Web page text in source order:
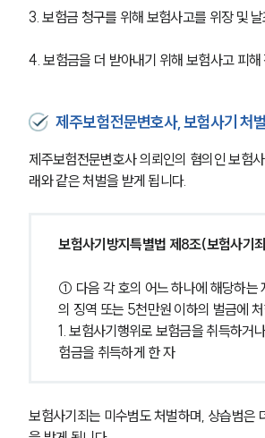
3. 보험금 청구를 위해 보험사고를 위장 및
4. 보험금을 더 받아내기 위해 보험사고 피해
제주보험전문변호사, 보험사기 처
제주보험전문변호사 의뢰인의 혐의인 보험
래와 같은 처벌을 받게 됩니다.
보험사기방지특별법 제8조(보험사기
① 다음 각 호의 어느 하나에 해당하는
의 징역 또는 5천만원 이하의 벌금에
1. 보험사기행위로 보험금을 취득하거
험금을 취득하게 한 자
보험사기죄는 미수범도 처벌하며, 상습범은